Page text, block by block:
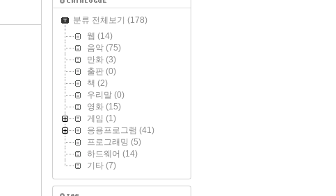
분류 전체보기 (178)
웹 (14)
음악(75)
만화(3)
출판(0)
책 (2)
우리말(0)
영화(15)
게임 (1)
응용프로그램 (41)
프로그래밍 (5)
하드웨어 (14)
기타(7)